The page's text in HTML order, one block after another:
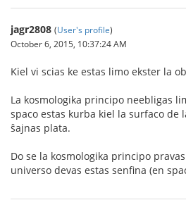
jagr2808 (User's profile)
October 6, 2015, 10:37:24 AM
Kiel vi scias ke estas limo ekster la
La kosmologika principo neebligas
spaco estas kurba kiel la surfaco de
ŝajnas plata.
Do se la kosmologika principo
universo devas estas senfina (en